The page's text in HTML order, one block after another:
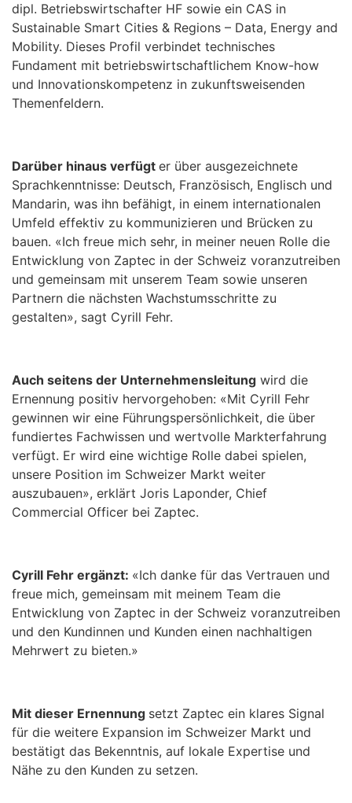
dipl. Betriebswirtschafter HF sowie ein CAS in
Sustainable Smart Cities & Regions – Data, Energy and
Mobility. Dieses Profil verbindet technisches
Fundament mit betriebswirtschaftlichem Know-how
und Innovationskompetenz in zukunftsweisenden
Themenfeldern.
Darüber hinaus verfügt er über ausgezeichnete
Sprachkenntnisse: Deutsch, Französisch, Englisch und
Mandarin, was ihn befähigt, in einem internationalen
Umfeld effektiv zu kommunizieren und Brücken zu
bauen. «Ich freue mich sehr, in meiner neuen Rolle die
Entwicklung von Zaptec in der Schweiz voranzutreiben
und gemeinsam mit unserem Team sowie unseren
Partnern die nächsten Wachstumsschritte zu
gestalten», sagt Cyrill Fehr.
Auch seitens der Unternehmensleitung wird die
Ernennung positiv hervorgehoben: «Mit Cyrill Fehr
gewinnen wir eine Führungspersönlichkeit, die über
fundiertes Fachwissen und wertvolle Markterfahrung
verfügt. Er wird eine wichtige Rolle dabei spielen,
unsere Position im Schweizer Markt weiter
auszubauen», erklärt Joris Laponder, Chief
Commercial Officer bei Zaptec.
Cyrill Fehr ergänzt: «Ich danke für das Vertrauen und
freue mich, gemeinsam mit meinem Team die
Entwicklung von Zaptec in der Schweiz voranzutreiben
und den Kundinnen und Kunden einen nachhaltigen
Mehrwert zu bieten.»
Mit dieser Ernennung setzt Zaptec ein klares Signal
für die weitere Expansion im Schweizer Markt und
bestätigt das Bekenntnis, auf lokale Expertise und
Nähe zu den Kunden zu setzen.